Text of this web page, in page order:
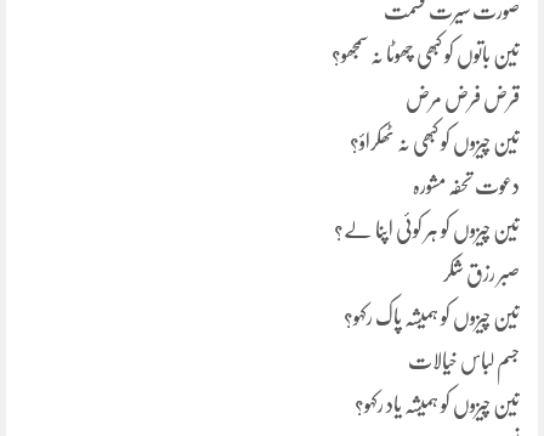
صورت سیرت قسمت
تین باتوں کو کبھی چھوٹا نہ سمجھو؟
قرض فرض مرض
تین چیزوں کو کبھی نہ ٹھکراؤ؟
دعوت تحفہ مشورہ
تین چیزوں کو ہر کوئی اپنا لے؟
صبر رزق شکر
تین چیزوں کو ہمیشہ پاک رکہو؟
جسم لباس خیالات
تین چیزوں کو ہمیشہ یاد رکہو؟